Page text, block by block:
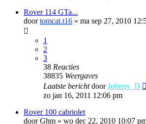
Rover 114 GTa...
doortomcat.t16 » ma sep 27, 2010
1
2
3
38 Reacties
38835 Weergaves
Laatste berichtdoorJohnny_D
zo jan 16, 2011 12:06 pm
Rover 100 cabriolet
doorGhm » wo dec 22, 2010 10:07